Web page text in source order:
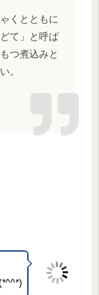
くとともに
て」と呼ば
つ煮込みと
。